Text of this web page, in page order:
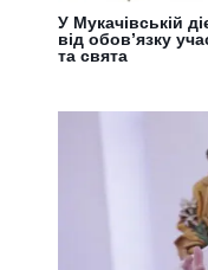
У Мукачівській
від обов’язку
та свята